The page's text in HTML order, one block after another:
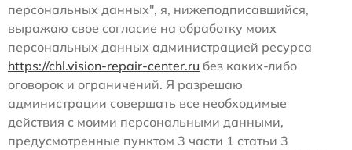
персональных данных", я, нижеподписавшийся,
выражаю свое согласие на обработку моих
персональных данных администрацией ресурса
https://chl.vision-repair-center.ru без каких-либо
оговорок и ограничений. Я разрешаю
администрации совершать все необходимые
действия с моими персональными данными,
предусмотренные пунктом 3 части 1 статьи 3